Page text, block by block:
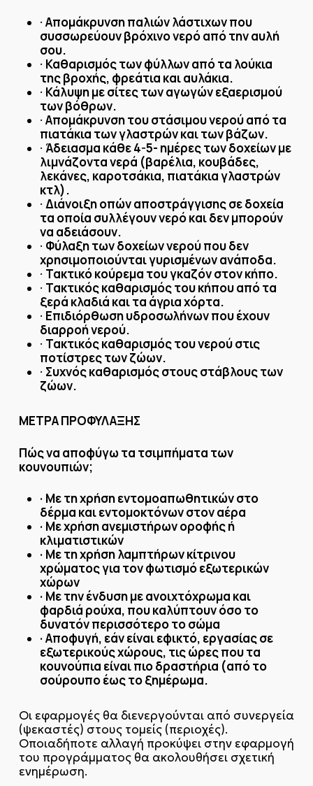
· Απομάκρυνση παλιών λάστιχων που
συσσωρεύουν βρόχινο νερό από την αυλή
σου.
· Καθαρισμός των φύλλων από τα λούκια
της βροχής, φρεάτια και αυλάκια.
· Κάλυψη με σίτες των αγωγών εξαερισμού
των βόθρων.
· Απομάκρυνση του στάσιμου νερού από τα
πιατάκια των γλαστρών και των βάζων.
· Άδειασμα κάθε 4-5- ημέρες των δοχείων με
λιμνάζοντα νερά (βαρέλια, κουβάδες,
λεκάνες, καροτσάκια, πιατάκια γλαστρών
κτλ).
· Διάνοιξη οπών αποστράγγισης σε δοχεία
τα οποία συλλέγουν νερό και δεν μπορούν
να αδειάσουν.
· Φύλαξη των δοχείων νερού που δεν
χρησιμοποιούνται γυρισμένων ανάποδα.
· Τακτικό κούρεμα του γκαζόν στον κήπο.
· Τακτικός καθαρισμός του κήπου από τα
ξερά κλαδιά και τα άγρια χόρτα.
· Επιδιόρθωση υδροσωλήνων που έχουν
διαρροή νερού.
· Τακτικός καθαρισμός του νερού στις
ποτίστρες των ζώων.
· Συχνός καθαρισμός στους στάβλους των
ζώων.
ΜΕΤΡΑ ΠΡΟΦΥΛΑΞΗΣ
Πώς να αποφύγω τα τσιμπήματα των
κουνουπιών;
· Με τη χρήση εντομοαπωθητικών στο
δέρμα και εντομοκτόνων στον αέρα
· Με χρήση ανεμιστήρων οροφής ή
κλιματιστικών
· Με τη χρήση λαμπτήρων κίτρινου
χρώματος για τον φωτισμό εξωτερικών
χώρων
· Με την ένδυση με ανοιχτόχρωμα και
φαρδιά ρούχα, που καλύπτουν όσο το
δυνατόν περισσότερο το σώμα
·Αποφυγή, εάν είναι εφικτό, εργασίας σε
εξωτερικούς χώρους, τις ώρες που τα
κουνούπια είναι πιο δραστήρια (από το
σούρουπο έως το ξημέρωμα.
Οι εφαρμογές θα διενεργούνται από συνεργεία
(ψεκαστές) στους τομείς (περιοχές).
Οποιαδήποτε αλλαγή προκύψει στην εφαρμογή
του προγράμματος θα ακολουθήσει σχετική
ενημέρωση.